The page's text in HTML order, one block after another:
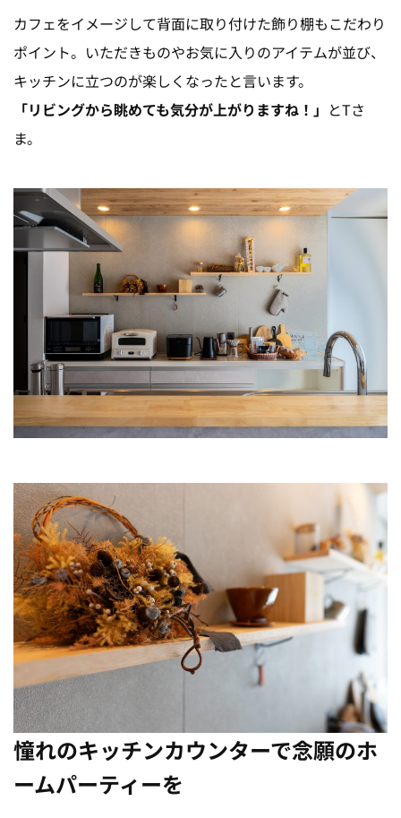
カフェをイメージして背面に取り付けた飾り棚もこだわり
ポイント。いただきものやお気に入りのアイテムが並び、
キッチンに立つのが楽しくなったと言います。
「リビングから眺めても気分が上がりますね！」 とTさ
ま。
憧れのキッチンカウンターで念願のホ
ームパーティーを